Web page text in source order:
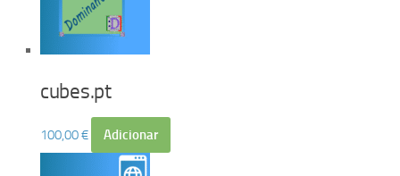
cubes.pt
100,00€ Adicionar